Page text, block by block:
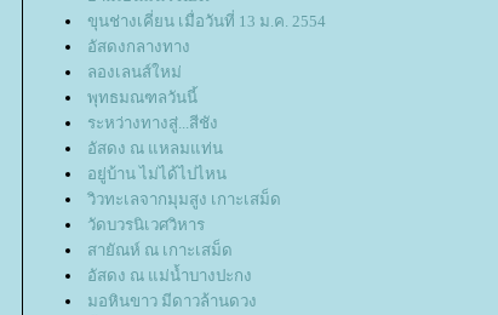
ขุนช่างเคี่ยน เมื่อวันที่ 13 ม.ค. 2554
อัสดงกลางทาง
ลองเลนส์ใหม่
พุทธมณฑลวันนี้
ระหว่างทางสู่...สีชัง
อัสดง ณ แหลมแท่น
อยู่บ้าน ไม่ได้ไปไหน
วิวทะเลจากมุมสูง เกาะเสม็ด
วัดบวรนิเวศวิหาร
สายัณห์ ณ เกาะเสม็ด
อัสดง ณ แม่น้ำบางปะกง
มอหินขาว มีดาวล้านดวง